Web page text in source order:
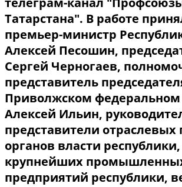
Татарстана". В работе
премьер-министр
Алексей Песошин,
Сергей Черногаев,
представитель
Приволжском федеральном
Алексей Ильин,
представители
органов власти республики,
крупнейших
предприятий республики,